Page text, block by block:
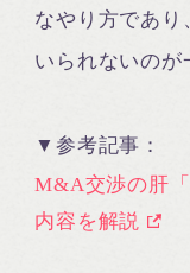
なやり方であり
いられないのが
▼参考記事：
M&A交渉の肝
内容を解説